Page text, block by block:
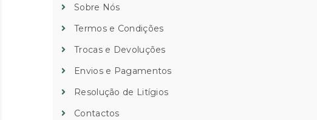
Sobre Nós
Termos e Condições
Trocas e Devoluções
Envios e Pagamentos
Resolução de Litígios
Contactos